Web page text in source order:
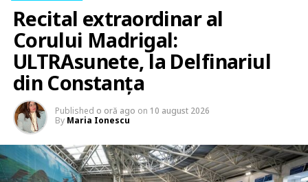
Recital extraordinar al
Corului Madrigal:
ULTRAsunete, la Delfinariul
din Constanța
Published o oră ago on 10 august 2026
By Maria Ionescu